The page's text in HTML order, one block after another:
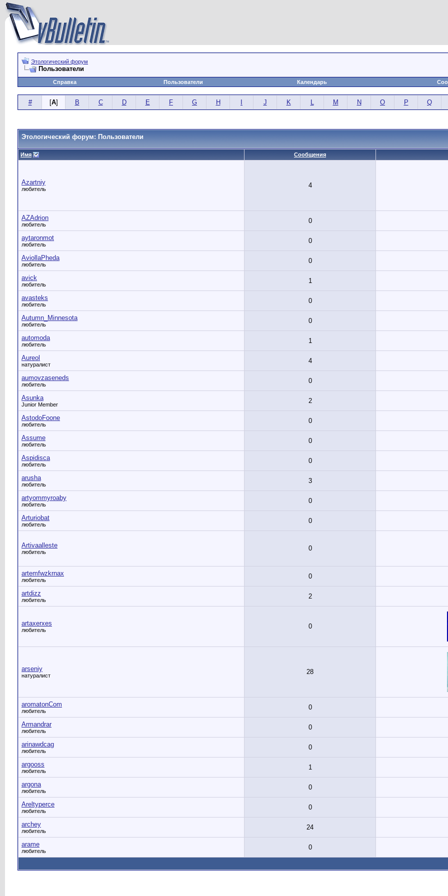
Этологический форум
Пользователи
Справка Пользователи Календарь
# [A] B C D E F G H J K L M N O P Q
Этологический форум: Пользователи
Имя Сообщения
Azartniy
любитель 4
AZAdrion
любитель 0
aytaronmot
любитель 0
AviollaPheda
любитель 0
avick
любитель 1
avasteks
любитель 0
Autumn_Minnesota
любитель 0
automoda
любитель 1
Aureol
натуралист 4
aumovzaseneds
любитель 0
Asunka
Junior Member 2
AstodoFoone
любитель 0
Assume
любитель 0
Aspidisca
любитель 0
arusha
любитель 3
artyommyroaby
любитель 0
Arturiobat
любитель 0
Artivaalleste
любитель 0
artemfwzkrnax
любитель 0
artdizz
любитель 2
artaxerxes
любитель 0
arseniy
натуралист 28
aromatonCom
любитель 0
Armandrar
любитель 0
arinawdcag
любитель 0
argooss
любитель 1
argona
любитель 0
Areltyperce
любитель 0
archey
любитель 24
arame
любитель 0